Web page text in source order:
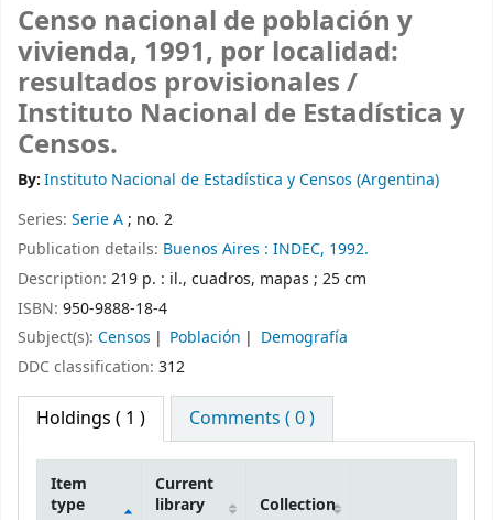
Censo nacional de población y
vivienda, 1991, por localidad:
resultados provisionales /
Instituto Nacional de Estadística y
Censos.
By:Instituto Nacional de Estadística y Censos (Argentina)
Series: Serie A; no. 2
Publication details: Buenos Aires : INDEC, 1992.
Description: 219 p. : il., cuadros, mapas ; 25 cm
ISBN: 950-9888-18-4
Subject(s): Censos Población
Demografía
DDC classification: 312
Holdings ( 1 ) Comments ( 0 )
Item
type
Current
library
Collection